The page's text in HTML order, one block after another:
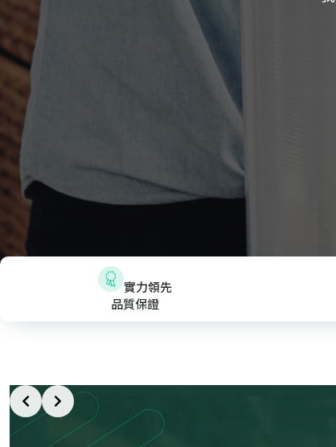
實力領先
品質保證
Slide 3 of 7